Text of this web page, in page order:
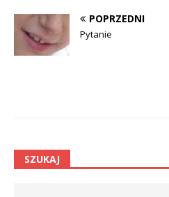
POPRZEDNI
Pytanie
SZUKAJ